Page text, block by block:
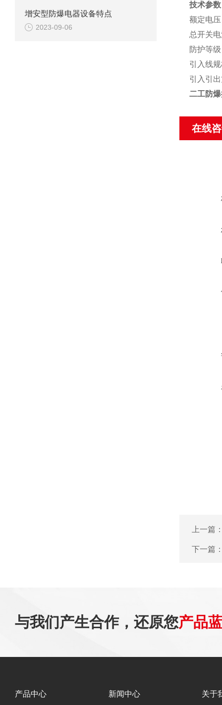
增安型防爆电器设备特点
2023-09-06
技术参数
额定电
总开关
防护等
引入线
引入引
二工防
在线
上一篇
下一篇
与我们产生合作，还原您产品
产品中心 新闻中心 关于